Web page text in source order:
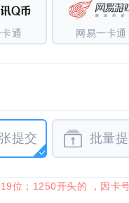
通 网易一卡通
提交 批量
位；1250开头的 ，因